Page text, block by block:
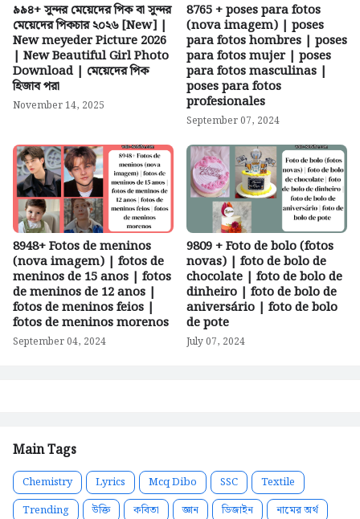
৯৯৪+ সুন্দর মেয়েদের পিক বা সুন্দর
মেয়েদের পিকচার ২০২৬ [New] |
New meyeder Picture 2026
| New Beautiful Girl Photo
Download | মেয়েদের পিক
হিজাব পরা
November 14, 2025
8765 + poses para fotos
(nova imagem) | poses
para fotos hombres | poses
para fotos mujer | poses
para fotos masculinas |
poses para fotos
profesionales
September 07, 2024
8948+ Fotos de meninos
(nova imagem) | fotos de
meninos de 15 anos | fotos
de meninos de 12 anos |
fotos de meninos feios |
fotos de meninos morenos
September 04, 2024
9809 + Foto de bolo (fotos
novas) | foto de bolo de
chocolate | foto de bolo de
dinheiro | foto de bolo de
aniversário | foto de bolo
de pote
July 07, 2024
Main Tags
Chemistry Lyrics Mcq Dibo SSC
Textile
Trending
উক্তি কবিতা জ্ঞান ডিজাইন নামের অর্থ